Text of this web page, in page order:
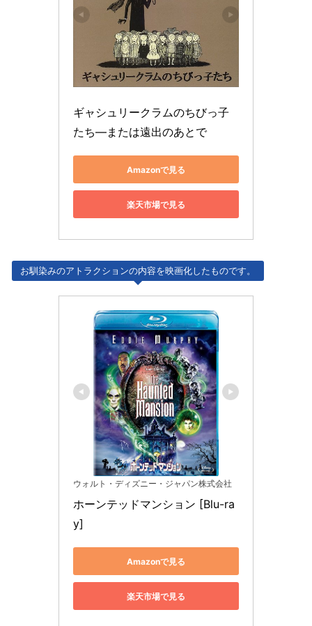
ギャシュリークラムのちびっ子
たち―または遠出のあとで
Amazonで見る
楽天市場で見る
お馴染みのアトラクションの内容を映画化したものです。
ウォルト・ディズニー・ジャパン株式会社
ホーンテッドマンション [Blu-ra
y]
Amazonで見る
楽天市場で見る